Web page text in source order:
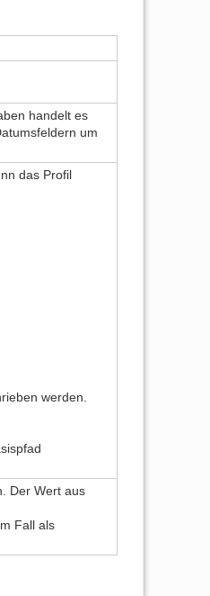
handelt es
um
das Profil
werden.
Der Wert aus
Fall als